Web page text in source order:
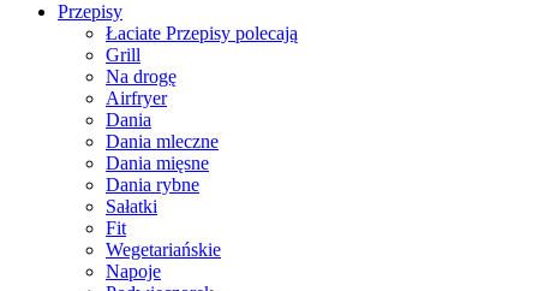
Przepisy
Łaciate Przepisy polecają
Grill
Na drogę
Airfryer
Dania
Dania mleczne
Dania mięsne
Dania rybne
Sałatki
Fit
Wegetariańskie
Napoje